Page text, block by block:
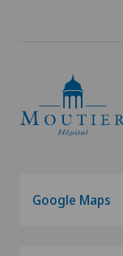
Google Maps